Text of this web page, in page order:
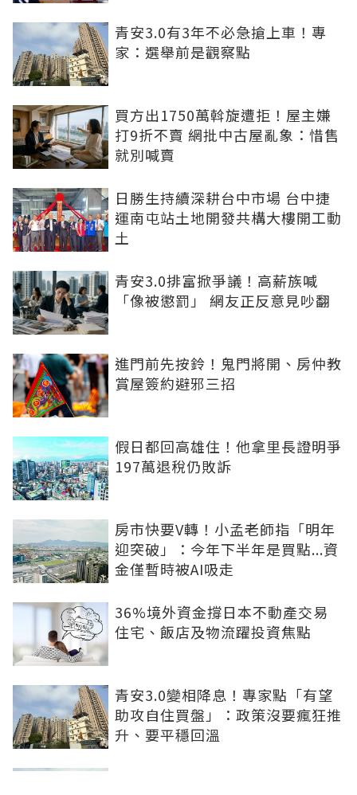
青安3.0有3年不必急搶上車！專
家：選舉前是觀察點
買方出1750萬斡旋遭拒！屋主嫌
打9折不賣 網批中古屋亂象：惜售
就別喊賣
日勝生持續深耕台中市場 台中捷
運南屯站土地開發共構大樓開工動
土
青安3.0排富掀爭議！高薪族喊
「像被懲罰」 網友正反意見吵翻
進門前先按鈴！鬼門將開、房仲教
賞屋簽約避邪三招
假日都回高雄住！他拿里長證明爭
197萬退稅仍敗訴
房市快要V轉！小孟老師指「明年
迎突破」：今年下半年是買點...資
金僅暫時被AI吸走
36%境外資金撐日本不動產交易
住宅、飯店及物流躍投資焦點
青安3.0變相降息！專家點「有望
助攻自住買盤」：政策沒要瘋狂推
升、要平穩回溫